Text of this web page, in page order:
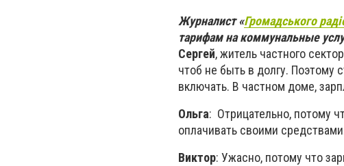
Журналист «Громадського
тарифам на коммунальные
Сергей, житель частного
чтоб не быть в долгу. Поэтому
включать. В частном доме,
Ольга: Отрицательно, потому
оплачивать своими
Виктор: Ужасно, потому что